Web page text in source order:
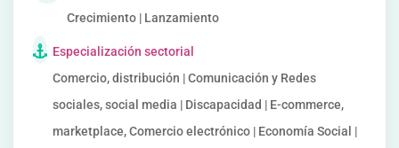
Crecimiento | Lanzamiento
Especialización sectorial
Comercio, distribución | Comunicación y Redes
sociales, social media | Discapacidad | E-commerce,
marketplace, Comercio electrónico | Economía Social |